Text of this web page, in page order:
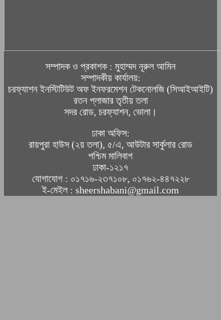
সম্পাদক ও প্রকাশক : মুহাম্মদ নূরুল আমিন
সম্পাদকীয় কার্যালয়:
চরফ্যাশন ইনস্টিটিউট অফ ইনফরমেশন টেকনোলজি (সিআইআইটি)
রতন প্লাজার তৃতীয় তলা
সদর রোড, চরফ্যাশন, ভোলা।
ঢাকা অফিস:
রায়পুরা হাউস (২য় তলা), ৫/এ, আউটার সার্কুলার রোড
পশ্চিম মালিবাগ
ঢাকা-১২১৭
যোগাযোগ : ০১৭১৬-২৩৭১০৮, ০১৭৬২-৪৪৭২২৮
ই-মেইল : sheershabani@gmail.com